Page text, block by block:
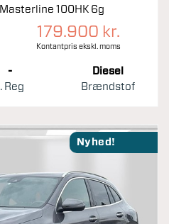
Masterline 100HK 6g
179.900 kr.
Kontantpris ekskl. moms
-
Reg
Diesel
Brændstof
Nyhed!